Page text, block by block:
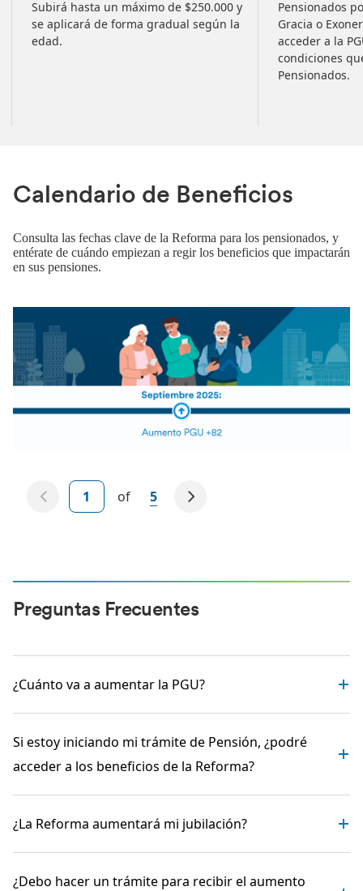
Subirá hasta un máximo de $250.000 y
se aplicará de forma gradual según la
edad.
Pensionados
Gracia o
acceder a la
condiciones
Pensionados.
Calendario de Beneficios
Consulta las fechas clave de la Reforma para los pensionados, y
entérate de cuándo empiezan a regir los beneficios que impactarán
en sus pensiones.
of 5
Preguntas Frecuentes
¿Cuánto va a aumentar la PGU?
Si estoy iniciando mi trámite de Pensión, ¿podré
acceder a los beneficios de la Reforma?
¿La Reforma aumentará mi jubilación?
¿Debo hacer un trámite para recibir el aumento